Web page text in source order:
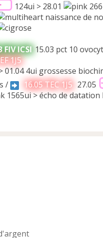
124ui > 28.01
naissance de
ICSI 15.03 pct 10
1J5
01.04 4ui grossesse
/
16.05 TEC 1J5 27.05
1565ui > écho de datation